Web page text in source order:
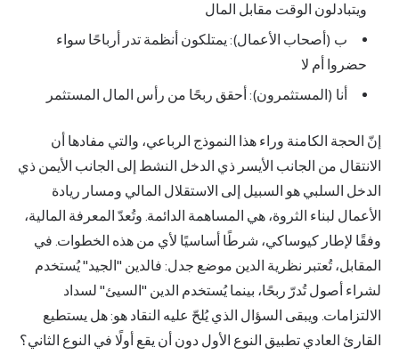
ويتبادلون الوقت مقابل المال
ب (أصحاب الأعمال): يمتلكون أنظمة تدر أرباحًا سواء
حضروا أم لا
أنا (المستثمرون): أحقق ربحًا من رأس المال المستثمر
إنّ الحجة الكامنة وراء هذا النموذج الرباعي، والتي مفادها أن
الانتقال من الجانب الأيسر ذي الدخل النشط إلى الجانب الأيمن ذي
الدخل السلبي هو السبيل إلى الاستقلال المالي ومسار ريادة
الأعمال لبناء الثروة، هي المساهمة الدائمة. وتُعدّ المعرفة المالية،
وفقًا لإطار كيوساكي، شرطًا أساسيًا لأي من هذه الخطوات. في
المقابل، تُعتبر نظرية الدين موضع جدل: فالدين "الجيد" يُستخدم
لشراء أصول تُدرّ ربحًا، بينما يُستخدم الدين "السيئ" لسداد
الالتزامات. ويبقى السؤال الذي يُلحّ عليه النقاد هو: هل يستطيع
القارئ العادي تطبيق النوع الأول دون أن يقع أولًا في النوع الثاني؟